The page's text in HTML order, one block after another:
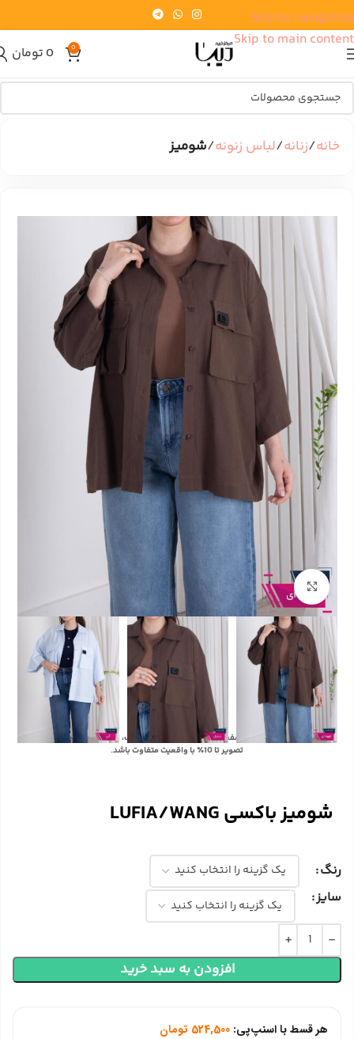
Skip to navigation
Skip to main content
0
0 تومان
خانه زنانه لباس زنونه شومیز
بزرگنمایی تصویر
با توجه به تفاوت رنگ‌ها در صفحه نمایش دستگاه‌های مختلف، ممکن است رنگ محصولات در
تصویر تا 10٪ با واقعیت متفاوت باشد.
شومیز باکسی LUFIA/WANG
رنگ
سایز
افزودن به سبد خرید
هر قسط با اسنپ‌پی: 524,500 تومان